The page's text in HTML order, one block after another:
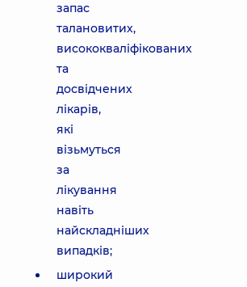
запас
талановитих,
висококваліфікованих
та
досвідчених
лікарів,
які
візьмуться
за
лікування
навіть
найскладніших
випадків;
широкий